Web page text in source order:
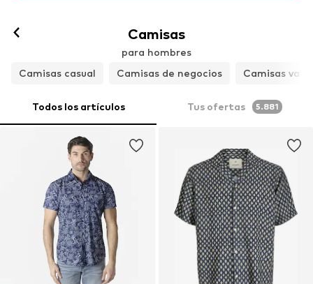
Camisas
para hombres
Camisas casual
Camisas de negocios Camisas
Todos los artículos Tus ofertas 5.881